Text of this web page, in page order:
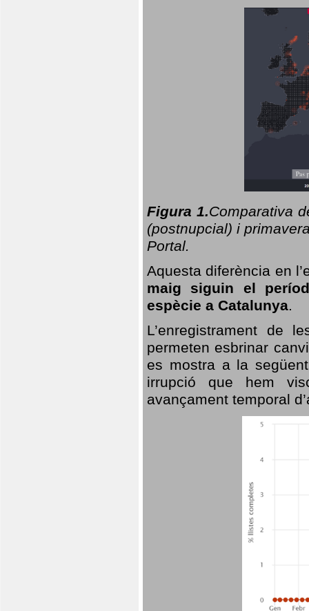
Figura 1.Comparativa
(postnupcial) i
Portal.
Aquesta diferència en
maig siguin el
espècie a Catalunya.
L’enregistrament de
permeten esbrinar
es mostra a la
irrupció que hem
avançament temporal